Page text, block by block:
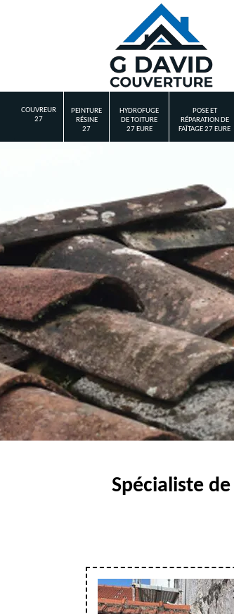
COUVREUR
27
PEINTURE
RÉSINE
27
HYDROFUGE
DE TOITURE
27 EURE
POSE ET
RÉPARATION DE
FAÎTAGE 27 EURE
Spécialiste